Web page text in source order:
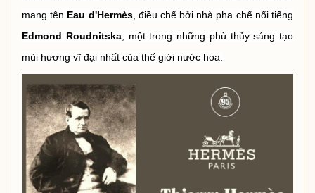
mang tên Eau d'Hermès, điều chế bởi nhà pha chế nổi tiếng
Edmond Roudnitska, một trong những phù thủy sáng tạo
mùi hương vĩ đại nhất của thế giới nước hoa.